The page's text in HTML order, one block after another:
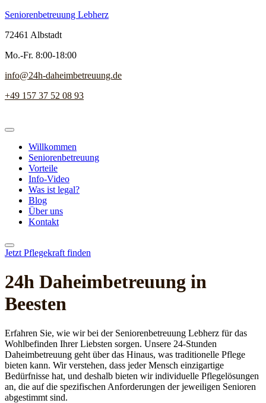
Seniorenbetreuung Lebherz
72461 Albstadt
Mo.-Fr. 8:00-18:00
info@24h-daheimbetreuung.de
+49 157 37 52 08 93
Willkommen
Seniorenbetreuung
Vorteile
Info-Video
Was ist legal?
Blog
Über uns
Kontakt
Jetzt Pflegekraft finden
24h Daheim­betreuung in
Beesten
Erfahren Sie, wie wir bei der Seniorenbetreuung Lebherz für das
Wohlbefinden Ihrer Liebsten sorgen. Unsere 24-Stunden
Daheimbetreuung geht über das Hinaus, was traditionelle Pflege
bieten kann. Wir verstehen, dass jeder Mensch einzigartige
Bedürfnisse hat, und deshalb bieten wir individuelle Pflegelösungen
an, die auf die spezifischen Anforderungen der jeweiligen Senioren
abgestimmt sind.